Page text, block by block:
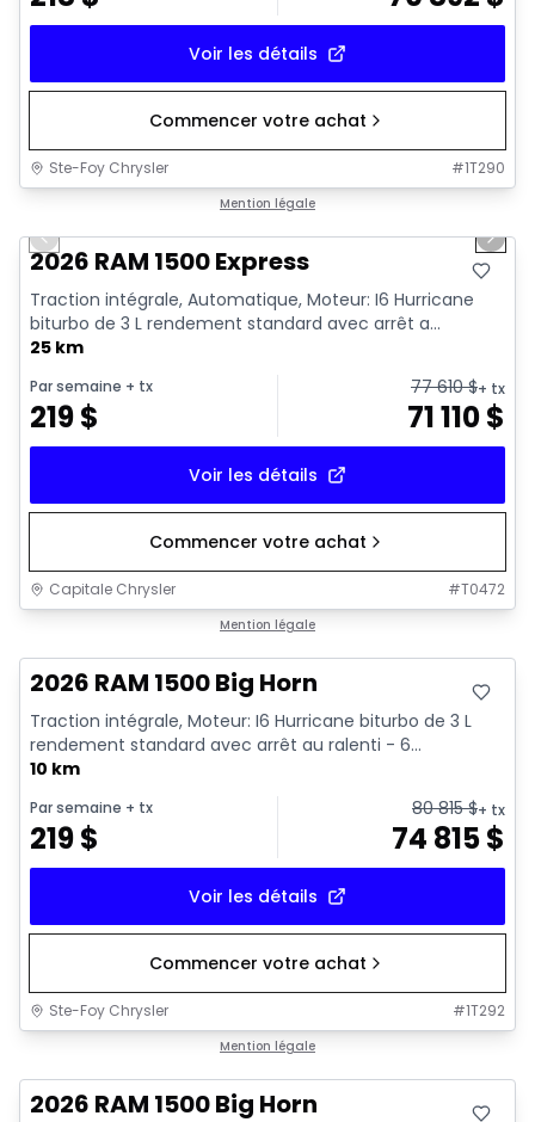
Voir les détails
Commencer votre achat
Ste-Foy Chrysler #1T290
Mention légale
Previous slide Next
2026 RAM 1500 Express
Traction intégrale, Automatique, Moteur: I6 Hurricane
biturbo de 3 L rendement standard avec arrêt a...
25 km
Par semaine + tx
219$
77 610$+ tx
71 110$
Voir les détails
Commencer votre achat
Capitale Chrysler #T0472
Mention légale
2026 RAM 1500 Big Horn
Traction intégrale, Moteur: I6 Hurricane biturbo de 3 L
rendement standard avec arrêt au ralenti - 6...
10 km
Par semaine + tx
219$
80 815$+ tx
74 815$
Voir les détails
Commencer votre achat
Ste-Foy Chrysler #1T292
Mention légale
2026 RAM 1500 Big Horn